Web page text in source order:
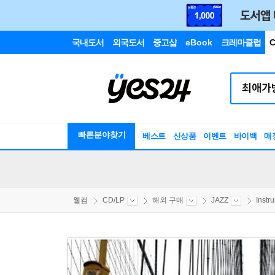
국내도서 외국도서 중고샵 eBook 크레마클럽
빠른분야찾기 베스트 신상품 이벤트 바이백 매
웰컴 CD/LP 해외 구매 JAZZ